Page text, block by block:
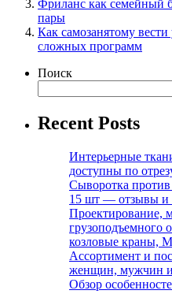
Фриланс как семейный
пары
Как самозанятому вести
сложных программ
Поиск
Recent Posts
Интерьерные
доступны по
Сыворотка
15 шт — отзывы и
Проектирование,
грузоподъемного
козловые краны,
Ассортимент и
женщин, мужчин и
Обзор